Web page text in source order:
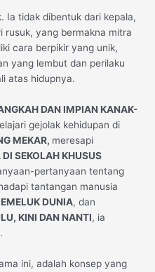
Ia tidak dibentuk dari kepala,
rusuk, yang bermakna mitra
cara berpikir yang unik,
yang lembut dan perilaku
atas hidupnya.
DAN IMPIAN KANAK-
gejolak kehidupan di
MEKAR, meresapi
SEKOLAH KHUSUS
pertanyaan tentang
tantangan manusia
DUNIA, dan
KINI DAN NANTI, ia
ini, adalah konsep yang